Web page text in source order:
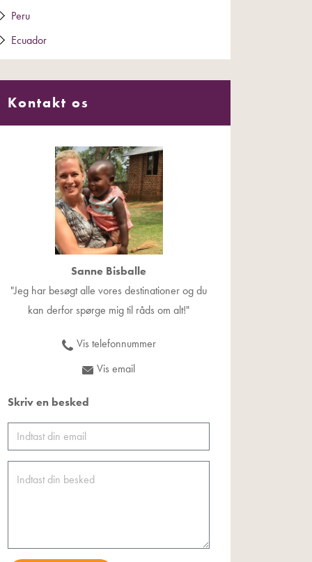
Peru
Ecuador
Kontakt os
Sanne Bisballe
"Jeg har besøgt alle vores destinationer og du
kan derfor spørge mig til råds om alt!"
Vis telefonnummer
Vis email
info@saveaheart.dk
Skriv en besked